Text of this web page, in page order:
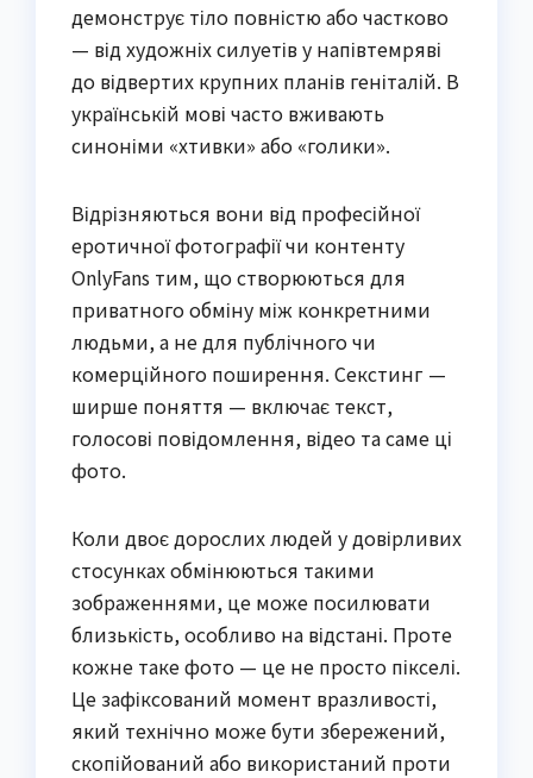
демонструє тіло повністю або частково
— від художніх силуетів у напівтемряві
до відвертих крупних планів геніталій. В
українській мові часто вживають
синоніми «хтивки» або «голики».
Відрізняються вони від професійної
еротичної фотографії чи контенту
OnlyFans тим, що створюються для
приватного обміну між конкретними
людьми, а не для публічного чи
комерційного поширення. Секстинг —
ширше поняття — включає текст,
голосові повідомлення, відео та саме ці
фото.
Коли двоє дорослих людей у довірливих
стосунках обмінюються такими
зображеннями, це може посилювати
близькість, особливо на відстані. Проте
кожне таке фото — це не просто пікселі.
Це зафіксований момент вразливості,
який технічно може бути збережений,
скопійований або використаний проти